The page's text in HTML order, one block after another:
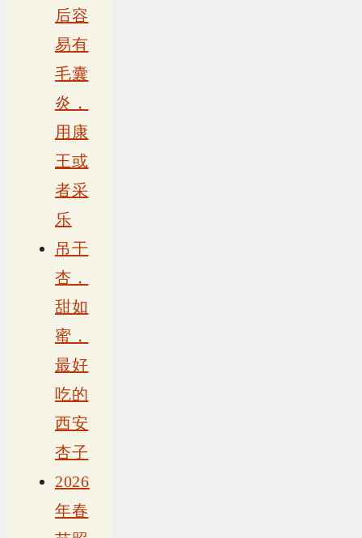
后容
易有
毛囊
炎，
用康
王或
者采
乐
吊干
杏，
甜如
蜜，
最好
吃的
西安
杏子
2026
年春